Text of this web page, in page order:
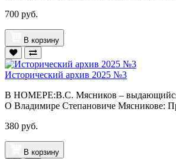
700 руб.
В корзину
Исторический архив 2025 №3
В НОМЕРЕ:В.С. Мясников – выдающийся
О Владимире Степановиче Мясникове:
380 руб.
В корзину